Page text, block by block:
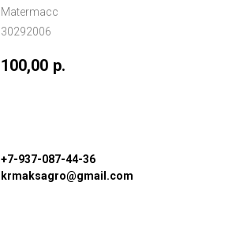
Matermacc
30292006
100,00 р.
+7-937-087-44-36
krmaksagro@gmail.com